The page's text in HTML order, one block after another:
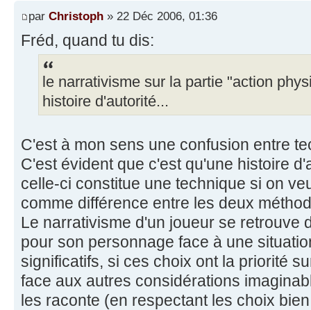
par Christoph » 22 Déc 2006, 01:36
Fréd, quand tu dis:
le narrativisme sur la partie "action
histoire d'autorité...
C'est à mon sens une confusion entre
C'est évident que c'est qu'une histoire
celle-ci constitue une technique si on
comme différence entre les deux
Le narrativisme d'un joueur se retrouve
pour son personnage face à une
significatifs, si ces choix ont la priorité
face aux autres considérations
les raconte (en respectant les choix